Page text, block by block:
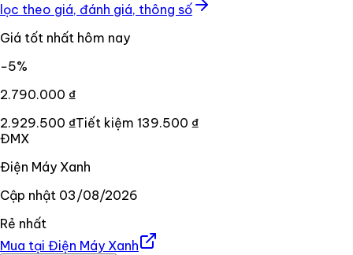
lọc theo giá, đánh giá, thông số
Giá tốt nhất hôm nay
−5%
2.790.000 ₫
2.929.500 ₫Tiết kiệm 139.500 ₫
ĐMX
Điện Máy Xanh
Cập nhật 03/08/2026
Rẻ nhất
Mua tại Điện Máy Xanh